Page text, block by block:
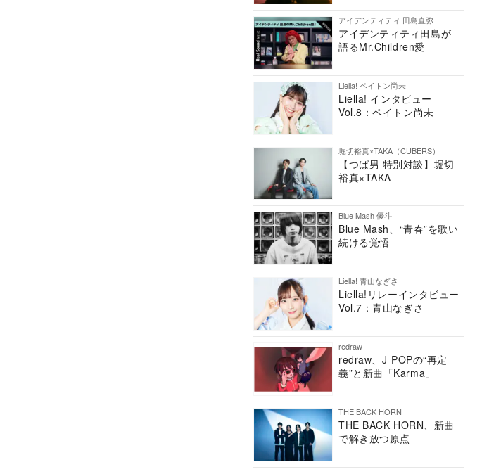
アイデンティティ 田島直弥
アイデンティティ田島が
語るMr.Children愛
Liella! ペイトン尚未
Liella! インタビュー
Vol.8：ペイトン尚未
堀切裕真×TAKA（CUBERS）
【つば男 特別対談】堀切
裕真×TAKA
Blue Mash 優斗
Blue Mash、“青春”を歌い
続ける覚悟
Liella! 青山なぎさ
Liella!リレーインタビュー
Vol.7：青山なぎさ
redraw
redraw、J-POPの“再定
義”と新曲「Karma」
THE BACK HORN
THE BACK HORN、新曲
で解き放つ原点